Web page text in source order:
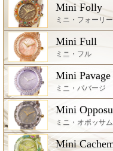
Mini Folly
ミニ・フォーリー
Mini Full
ミニ・フル
Mini Pavage
ミニ・パバージ
Mini
ミニ・オポッサム
Mini